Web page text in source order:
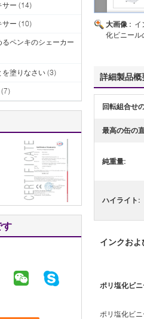
サー (14)
サー (10)
ペンキのシェーカー
を塗りなさい(3)
(7)
す
大画像 : イ
化ビニール
詳細製品概
回転組合せ
最高の缶の
純重量:
ハイライト:
インクお
ポリ塩化ビ
ポリ塩化ビ